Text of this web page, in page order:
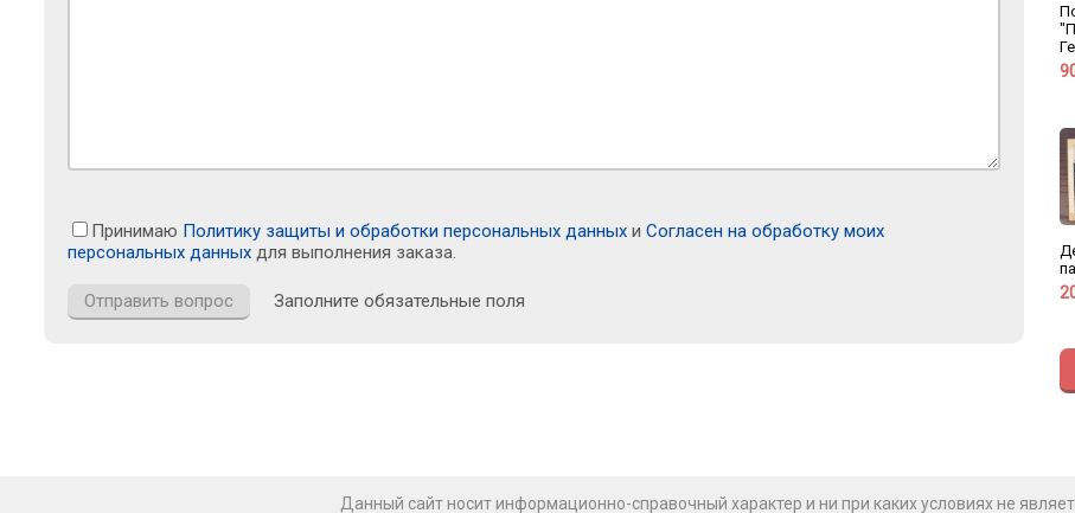
Принимаю Политику защиты и обработки персональных данных и Согласен на обработку моих
персональных данных для выполнения заказа.
Заполните обязательные поля
Данный сайт носит информационно-справочный характер и ни при каких условиях не